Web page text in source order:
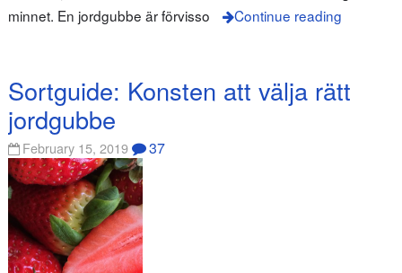
minnet. En jordgubbe är förvisso
Continue reading
Sortguide: Konsten att välja rätt
jordgubbe
February 15, 2019 37